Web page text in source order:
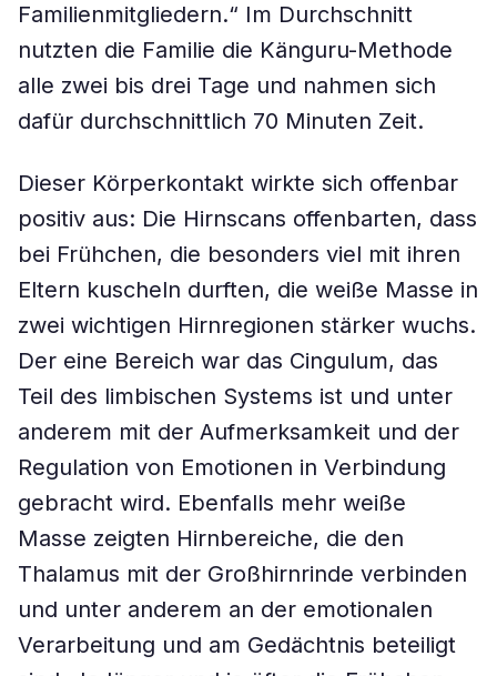
Familienmitgliedern.“ Im Durchschnitt
nutzten die Familie die Känguru-Methode
alle zwei bis drei Tage und nahmen sich
dafür durchschnittlich 70 Minuten Zeit.
Dieser Körperkontakt wirkte sich offenbar
positiv aus: Die Hirnscans offenbarten, dass
bei Frühchen, die besonders viel mit ihren
Eltern kuscheln durften, die weiße Masse in
zwei wichtigen Hirnregionen stärker wuchs.
Der eine Bereich war das Cingulum, das
Teil des limbischen Systems ist und unter
anderem mit der Aufmerksamkeit und der
Regulation von Emotionen in Verbindung
gebracht wird. Ebenfalls mehr weiße
Masse zeigten Hirnbereiche, die den
Thalamus mit der Großhirnrinde verbinden
und unter anderem an der emotionalen
Verarbeitung und am Gedächtnis beteiligt